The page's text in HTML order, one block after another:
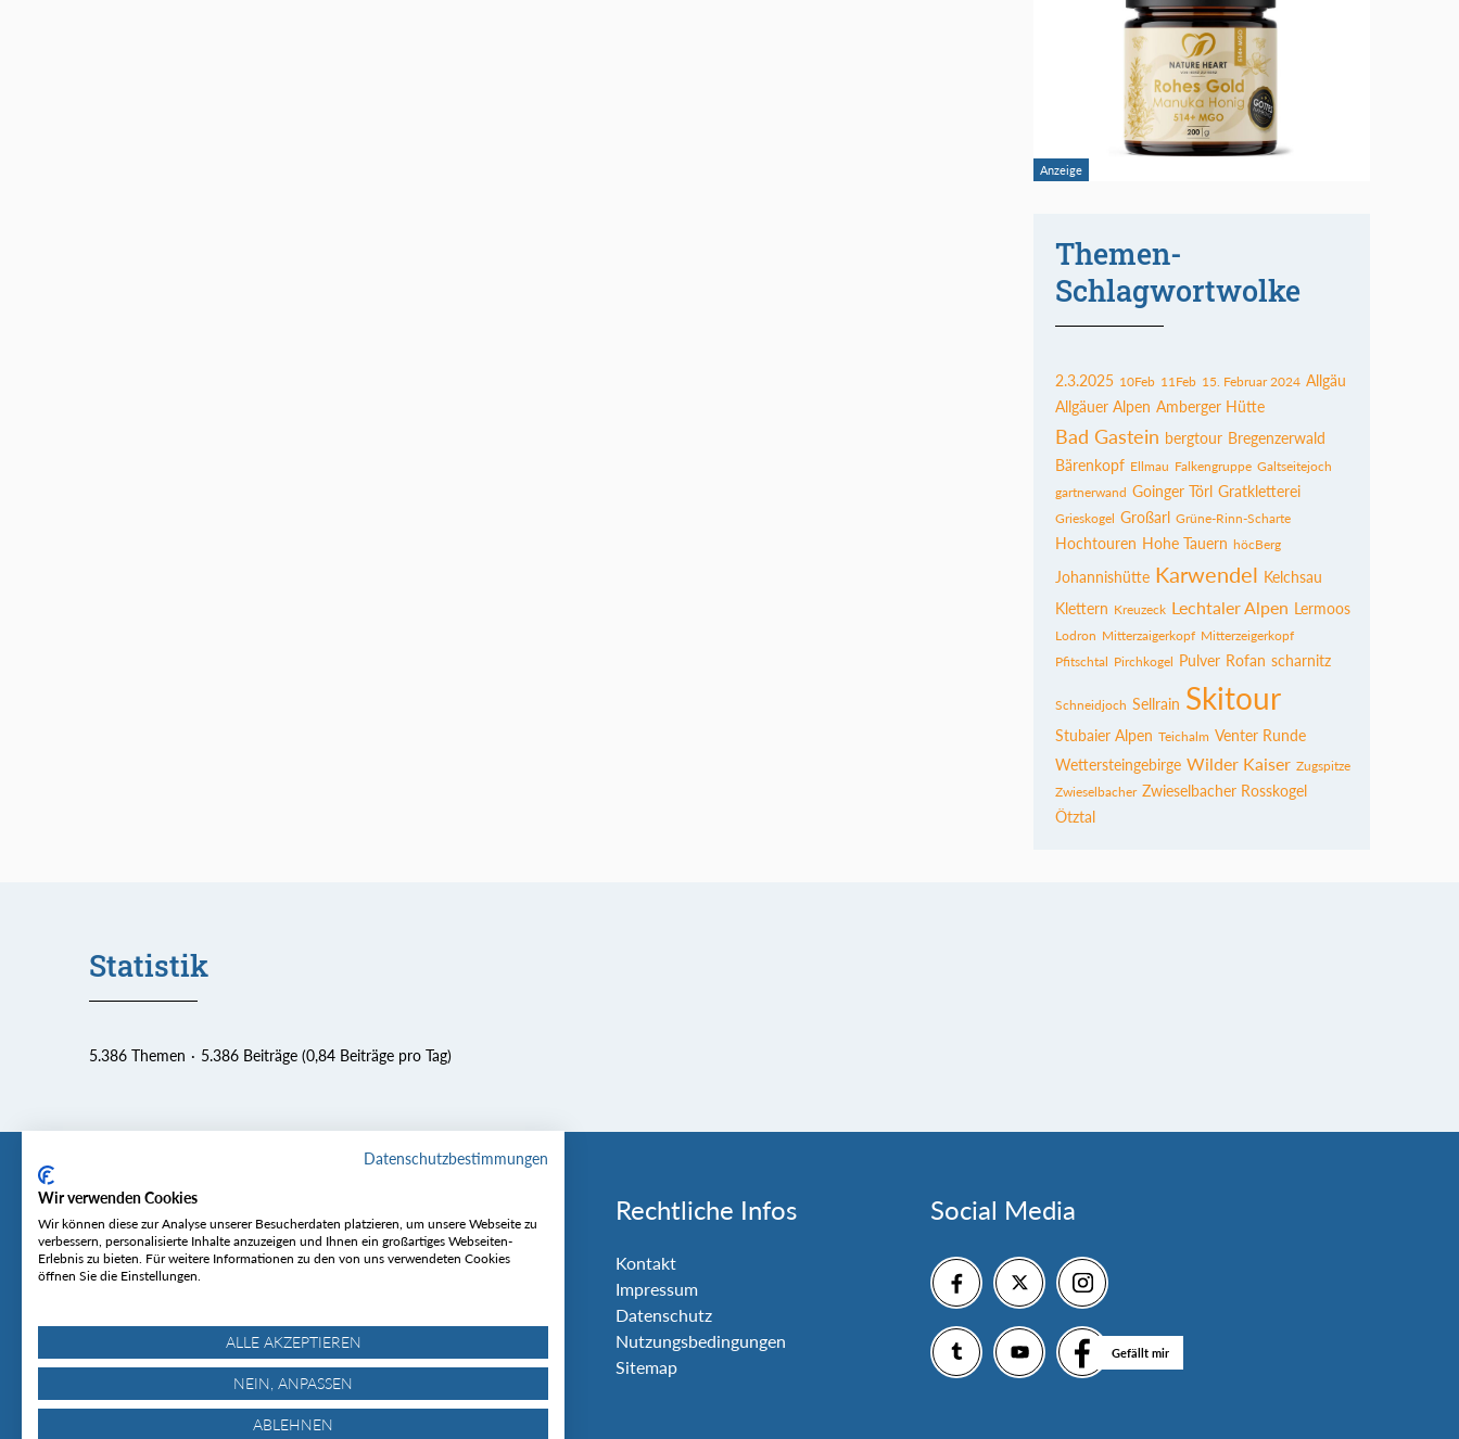
Themen-
Schlagwortwolke
2.3.2025 10Feb 11Feb 15. Februar 2024 Allgäu
Allgäuer Alpen Amberger Hütte
Bad Gastein bergtour Bregenzerwald
Bärenkopf Ellmau Falkengruppe Galtseitejoch
gartnerwand Goinger Törl Gratkletterei
Grieskogel Großarl Grüne-Rinn-Scharte
Hochtouren Hohe Tauern höcBerg
Johannishütte Karwendel Kelchsau
Klettern Kreuzeck Lechtaler Alpen Lermoos
Lodron Mitterzaigerkopf Mitterzeigerkopf
Pfitschtal Pirchkogel Pulver Rofan scharnitz
Schneidjoch Sellrain Skitour
Stubaier Alpen Teichalm Venter Runde
Wettersteingebirge Wilder Kaiser Zugspitze
Zwieselbacher Zwieselbacher Rosskogel
Ötztal
Statistik
5.386 Themen 5.386 Beiträge (0,84 Beiträge pro Tag)
Tourentipp
Über uns
Wetter & Lawinenlage
Rechtliche Infos
Kontakt
Impressum
Datenschutz
Nutzungsbedingungen
Sitemap
Social Media
Gefällt mir
Datenschutzbestimmungen
Wir verwenden Cookies
Wir können diese zur Analyse unserer Besucherdaten platzieren, um unsere Webseite zu
verbessern, personalisierte Inhalte anzuzeigen und Ihnen ein großartiges Webseiten-
Erlebnis zu bieten. Für weitere Informationen zu den von uns verwendeten Cookies
öffnen Sie die Einstellungen.
ALLE AKZEPTIEREN
NEIN, ANPASSEN
ABLEHNEN